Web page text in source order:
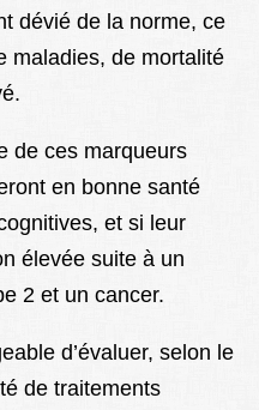
dévié de la norme, ce
maladies, de mortalité
de ces marqueurs
en bonne santé
et si leur
élevée suite à un
2 et un cancer.
d’évaluer, selon le
de traitements